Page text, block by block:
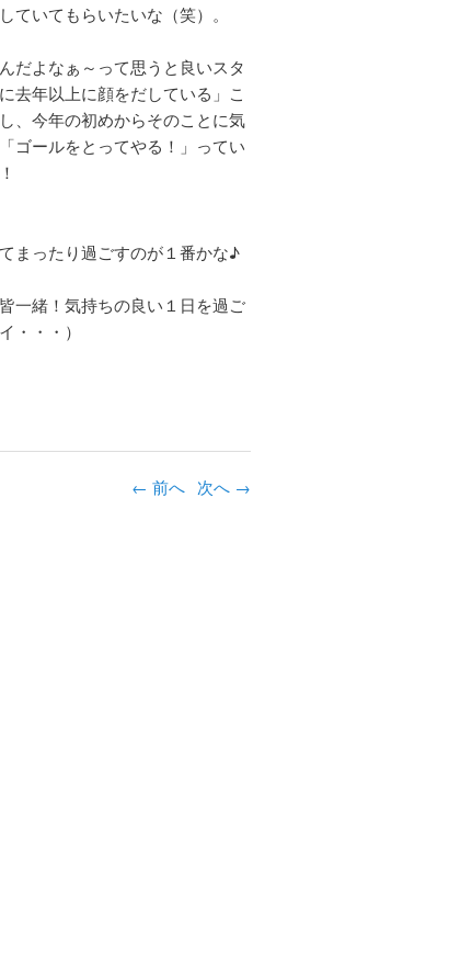
いてもらいたいな（笑）。
だよなぁ～って思うと良いスタ
去年以上に顔をだしている」こ
、今年の初めからそのことに気
ゴールをとってやる！」ってい
まったり過ごすのが１番かな♪
一緒！気持ちの良い１日を過ご
・・・）
投稿ナビゲーシ
← 前へ 次へ →